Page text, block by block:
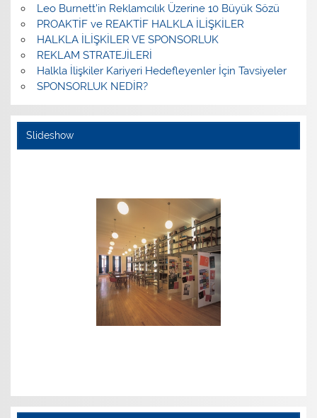
Leo Burnett’in Reklamcılık Üzerine 10 Büyük Sözü
PROAKTİF ve REAKTİF HALKLA İLİŞKİLER
HALKLA İLİŞKİLER VE SPONSORLUK
REKLAM STRATEJİLERİ
Halkla İlişkiler Kariyeri Hedefleyenler İçin Tavsiyeler
SPONSORLUK NEDİR?
Slideshow